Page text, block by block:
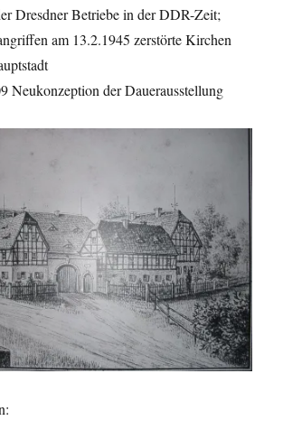
Dresdner Betriebe in der DDR-Zeit;
am 13.2.1945 zerstörte Kirchen
Neukonzeption der Dauerausstellung